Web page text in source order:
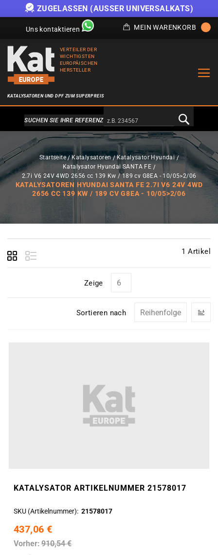
ZUGELASSEN (AUSSER UNIVERSALKATS)
Uns kontaktieren MEIN WARENKORB
VERTEILER DER
WICHTIGSTEN
EUROPÄISCHEN
HERSTELLER
KATALYSATOREN UND DPF ZUM SUPERPREIS
Alternativa a Doofinder
SUCHEN SIE IHRE REFERENZ
Startseite Katalysatoren
Katalysator Hyundai
Katalysator Hyundai SANTA FE
2.7i V6 24V 4WD 2656 cc 139 Kw / 189 cv G8EA - 10/05>2/06
KATALYSATOREN HYUNDAI SANTA FE 2.7I V6 24V 4WD
2656 CC 139 KW / 189 CV G8EA - 10/05>2/06
1 Artikel
Zeige
Sortieren nach
KATALYSATOR ARTIKELNUMMER 21578017
SKU (Artikelnummer) 21578017
437,06 €
Vorher: 910,54 €